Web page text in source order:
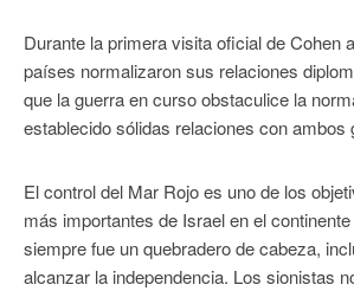
Durante la primera visita oficial de Cohen
países normalizaron sus relaciones
que la guerra en curso obstaculice la
establecido sólidas relaciones con ambos
El control del Mar Rojo es uno de los
más importantes de Israel en el
siempre fue un quebradero de cabeza,
alcanzar la independencia. Los sionistas